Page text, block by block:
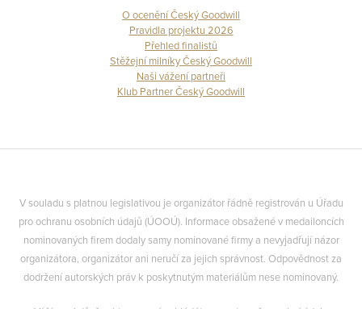
O ocenění Český Goodwill
Pravidla projektu 2026
Přehled finalistů
Stěžejní milníky Český Goodwill
Naši vážení partneři
Klub Partner Český Goodwill
V souladu s platnou legislativou je organizátor řádně registrován u Úřadu
pro ochranu osobních údajů (ÚOOÚ). Informace obsažené v medailoncích
nominovaných firem dodaly samy nominované firmy a nevyjadřují názor
organizátora, organizátor ani neručí za jejich správnost. Odpovědnost za
dodržení autorských práv k poskytnutým materiálům nese nominovaný.